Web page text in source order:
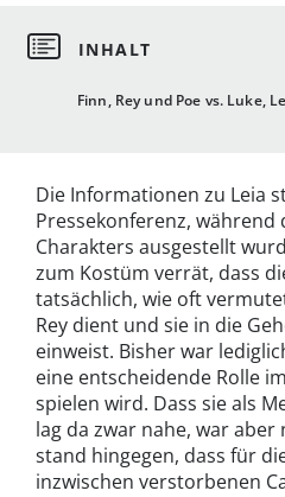
Finn, Rey und Poe vs. Luke,
Die Informationen zu Leia
Pressekonferenz, während
Charakters ausgestellt
zum Kostüm verrät, dass
tatsächlich, wie oft
Rey dient und sie in die
einweist. Bisher war
eine entscheidende Rolle
spielen wird. Dass sie als
lag da zwar nahe, war
stand hingegen, dass für
inzwischen verstorbenen